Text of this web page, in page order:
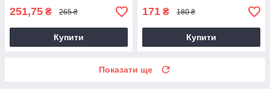
251,75 ₴ 265 ₴
Купити
171 ₴ 180 ₴
Купити
Показати ще